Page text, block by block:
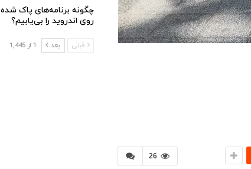
26
چگونه برنامه‌های پاک شده
روی اندروید را بی‌یابیم؟
قبلی بعد 1 از 1,445